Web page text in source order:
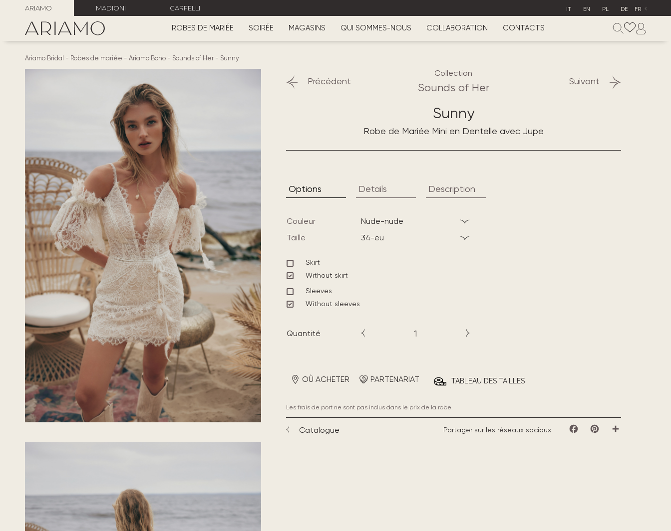
ARIAMO MADIONI CARFELLI IT EN PL DE FR
ROBES DE MARIÉE SOIRÉE MAGASINS QUI SOMMES-NOUS COLLABORATION CONTACTS
Ariamo Bridal - Robes de mariée - Ariamo Boho - Sounds of Her - Sunny
Précédent Suivant
Collection
Sounds of Her
Sunny
Robe de Mariée Mini en Dentelle avec Jupe
Options Details Description
Couleur
nude-nude
Taille
34-eu
Skirt
Without skirt
Sleeves
Without sleeves
Quantité
OÙ ACHETER PARTENARIAT TABLEAU DES TAILLES
Les frais de port ne sont pas inclus dans le prix de la robe.
Catalogue Partager sur les réseaux sociaux